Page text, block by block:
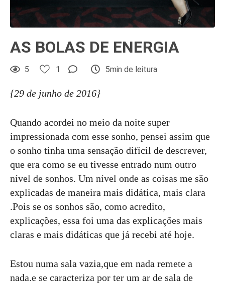
AS BOLAS DE ENERGIA
5 1 5min de leitura
{29 de junho de 2016}
Quando acordei no meio da noite super
impressionada com esse sonho, pensei assim que
o sonho tinha uma sensação difícil de descrever,
que era como se eu tivesse entrado num outro
nível de sonhos. Um nível onde as coisas me são
explicadas de maneira mais didática, mais clara
.Pois se os sonhos são, como acredito,
explicações, essa foi uma das explicações mais
claras e mais didáticas que já recebi até hoje.
Estou numa sala vazia,que em nada remete a
nada.e se caracteriza por ter um ar de sala de